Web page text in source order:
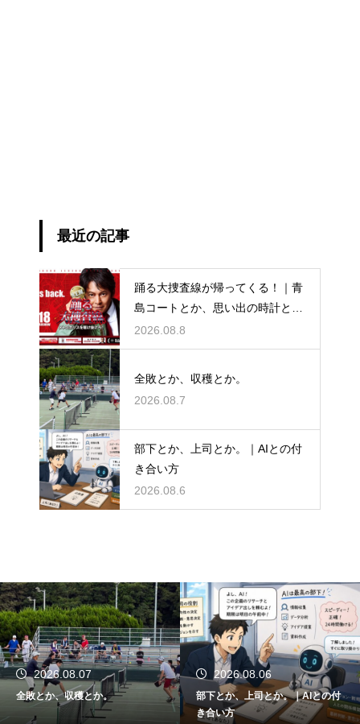
最近の記事
踊る大捜査線が帰ってくる！｜青
島コートとか、思い出の時計と
か。
2026.08.8
全敗とか、収穫とか。
2026.08.7
部下とか、上司とか。｜AIとの付
き合い方
2026.08.6
2026.08.07
全敗とか、収穫とか。
2026.08.06
部下とか、上司とか。｜AIとの付
き合い方